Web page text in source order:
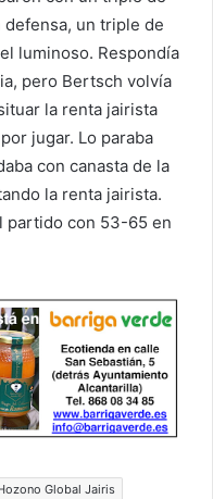
defensa, un triple de
luminoso. Respondía
pero Bertsch volvía
la renta jairista
jugar. Lo paraba
con canasta de la
la renta jairista.
partido con 53-65 en
Global Jairis